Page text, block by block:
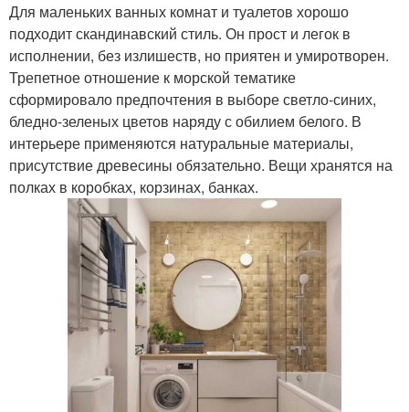
Для маленьких ванных комнат и туалетов хорошо
подходит скандинавский стиль. Он прост и легок в
исполнении, без излишеств, но приятен и умиротворен.
Трепетное отношение к морской тематике
сформировало предпочтения в выборе светло-синих,
бледно-зеленых цветов наряду с обилием белого. В
интерьере применяются натуральные материалы,
присутствие древесины обязательно. Вещи хранятся на
полках в коробках, корзинах, банках.